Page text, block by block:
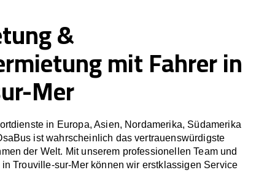
&
mit Fahrer in
Mer
in Europa, Asien, Nordamerika, Südamerika
ist wahrscheinlich das vertrauenswürdigste
der Welt. Mit unserem professionellen Team und
Trouville-sur-Mer können wir erstklassigen Service